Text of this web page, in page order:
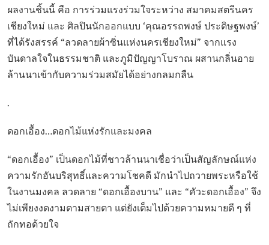
ผลงานชิ้นนี้ คือ การร่วมแรงร่วมใจระหว่าง สมาคมสตรีนคร
เชียงใหม่ และ ศิลปินนักออกแบบ ‘คุณอรรถพงษ์ ประดิษฐพงษ์’
ที่ได้รังสรรค์ “ลวดลายผ้าซิ่นแห่งนครเชียงใหม่” จากแรง
บันดาลใจในธรรมชาติ และภูมิปัญญาโบราณ ผสานกลิ่นอาย
ล้านนาเข้ากับความร่วมสมัยได้อย่างกลมกลืน
.
ดอกเอื้อง…ดอกไม้แห่งรักและมงคล
“ดอกเอื้อง” เป็นดอกไม้ที่ชาวล้านนาเชื่อว่าเป็นสัญลักษณ์แห่ง
ความรักอันบริสุทธิ์และความโชคดี มักนำไปถวายพระหรือใช้
ในงานมงคล ลวดลาย “ดอกเอื้องบาน” และ “คัวะดอกเอื้อง” จึง
ไม่เพียงงดงามตามสายตา แต่ยังเต็มไปด้วยความหมายดี ๆ ที่
ถักทอด้วยใจ